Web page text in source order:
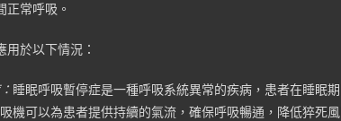
正常呼吸。
用於以下情況：
睡眠呼吸暫停症是一種呼吸系統異常的疾病，患者在睡眠
機可以為患者提供持續的氣流，確保呼吸暢通，降低猝死風